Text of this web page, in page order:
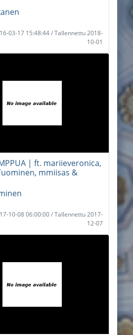
03-17 15:48:44 / Tallennettu 2018-
10-01
| ft. mariieveronica,
mmiisas &
10-08 06:00:00 / Tallennettu 2017-
12-07